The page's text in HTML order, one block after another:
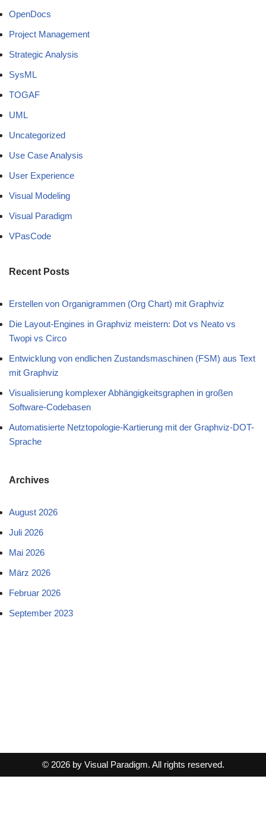
OpenDocs
Project Management
Strategic Analysis
SysML
TOGAF
UML
Uncategorized
Use Case Analysis
User Experience
Visual Modeling
Visual Paradigm
VPasCode
Recent Posts
Erstellen von Organigrammen (Org Chart) mit Graphviz
Die Layout-Engines in Graphviz meistern: Dot vs Neato vs
Twopi vs Circo
Entwicklung von endlichen Zustandsmaschinen (FSM) aus Text
mit Graphviz
Visualisierung komplexer Abhängigkeitsgraphen in großen
Software-Codebasen
Automatisierte Netztopologie-Kartierung mit der Graphviz-DOT-
Sprache
Archives
August 2026
Juli 2026
Mai 2026
März 2026
Februar 2026
September 2023
© 2026 by Visual Paradigm. All rights reserved.